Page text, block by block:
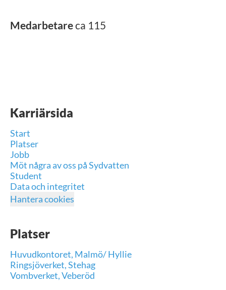
Medarbetareca 115
Karriärsida
Start
Platser
Jobb
Möt några av oss på Sydvatten
Student
Data och integritet
Hantera cookies
Platser
Huvudkontoret, Malmö/ Hyllie
Ringsjöverket, Stehag
Vombverket, Veberöd